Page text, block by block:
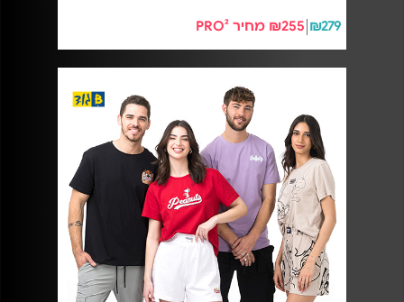
₪279 ₪255 מחיר PRO²